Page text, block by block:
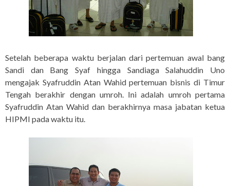
Setelah beberapa waktu berjalan dari pertemuan awal bang
Sandi dan Bang Syaf hingga Sandiaga Salahuddin Uno
mengajak Syafruddin Atan Wahid pertemuan bisnis di Timur
Tengah berakhir dengan umroh. Ini adalah umroh pertama
Syafruddin Atan Wahid dan berakhirnya masa jabatan ketua
HIPMI pada waktu itu.